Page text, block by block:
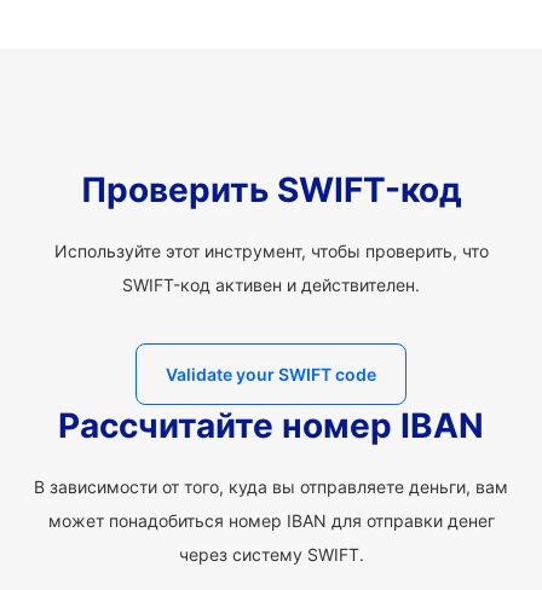
Проверить SWIFT-код
Используйте этот инструмент, чтобы проверить, что
SWIFT-код активен и действителен.
Validate your SWIFT code
Рассчитайте номер IBAN
В зависимости от того, куда вы отправляете деньги, вам
может понадобиться номер IBAN для отправки денег
через систему SWIFT.